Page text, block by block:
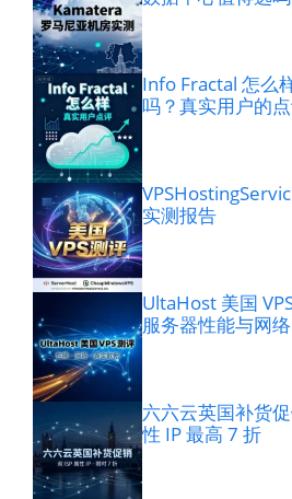
Info Fractal 怎么
吗？真实用户的
实测报告
UltaHost 美国
服务器性能与网络
六六云英国补货
性 IP 最高 7 折